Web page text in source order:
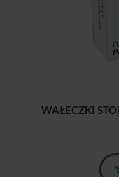
WAŁECZKI